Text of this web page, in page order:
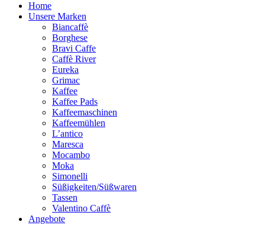
Home
Unsere Marken
Biancaffè
Borghese
Bravi Caffe
Caffè River
Eureka
Grimac
Kaffee
Kaffee Pads
Kaffeemaschinen
Kaffeemühlen
L’antico
Maresca
Mocambo
Moka
Simonelli
Süßigkeiten/Süßwaren
Tassen
Valentino Caffè
Angebote